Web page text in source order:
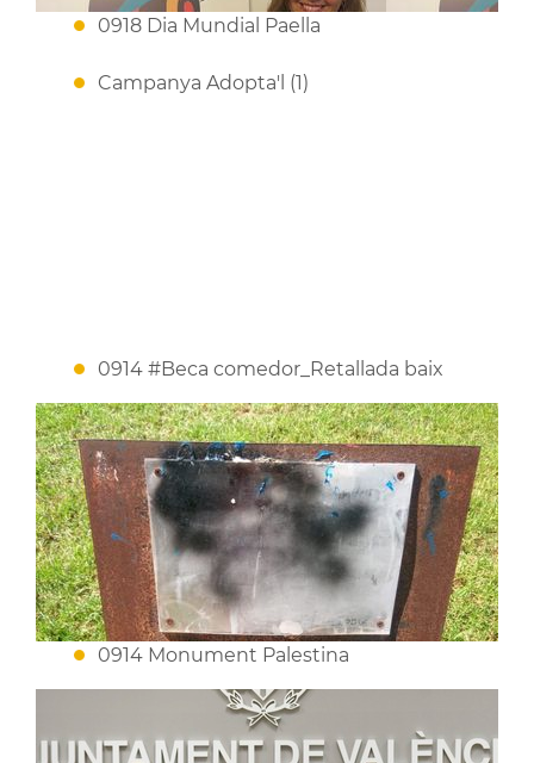
0918 Dia Mundial Paella
Campanya Adopta'l (1)
0914 #Beca comedor_Retallada baix
0914 Monument Palestina